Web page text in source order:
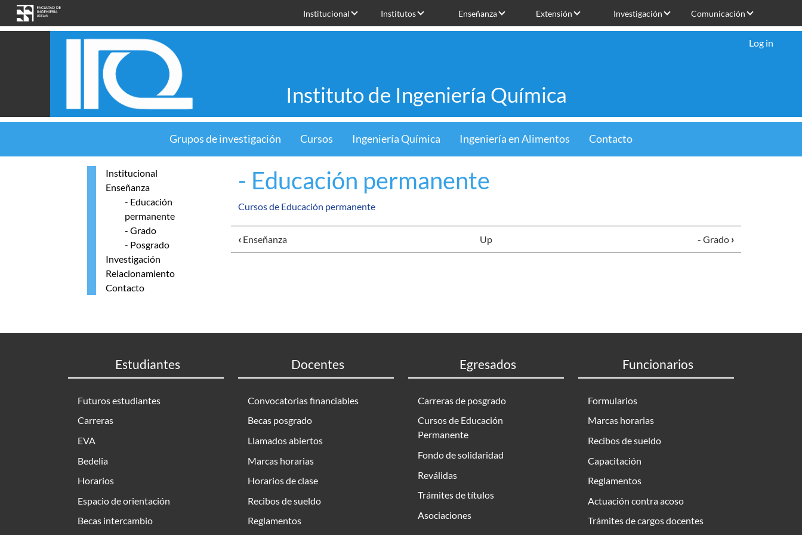
Skip to main content
Institucional Institutos Enseñanza Extensión Investigación Comunicación
Instituto de Ingeniería Química
Log in
Grupos de investigación Cursos Ingeniería Química Ingeniería en Alimentos Contacto
Institucional
Enseñanza
- Educación
permanente
- Grado
- Posgrado
Investigación
Relacionamiento
Contacto
- Educación permanente
Cursos de Educación permanente
‹ Enseñanza Up - Grado ›
Estudiantes
Futuros estudiantes
Carreras
EVA
Bedelia
Horarios
Espacio de orientación
Becas intercambio
Docentes
Convocatorias financiables
Becas posgrado
Llamados abiertos
Marcas horarias
Horarios de clase
Recibos de sueldo
Reglamentos
Egresados
Carreras de posgrado
Cursos de Educación
Permanente
Fondo de solidaridad
Reválidas
Trámites de títulos
Asociaciones
Funcionarios
Formularios
Marcas horarias
Recibos de sueldo
Capacitación
Reglamentos
Actuación contra acoso
Trámites de cargos docentes